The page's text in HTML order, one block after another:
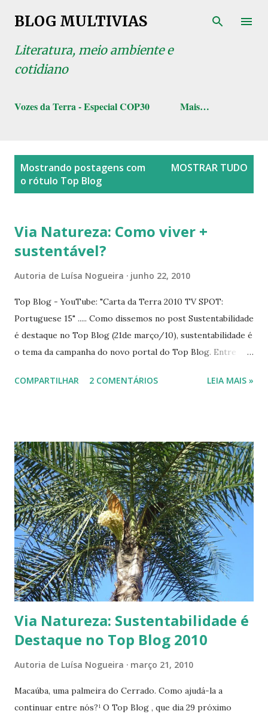
Pular para o conteúdo principal
BLOG MULTIVIAS
Literatura, meio ambiente e
cotidiano
Vozes da Terra - Especial COP30 Mais…
Mostrando postagens com
o rótulo Top Blog
MOSTRAR TUDO
Via Natureza: Como viver +
sustentável?
Autoria de Luísa Nogueira junho 22, 2010
Top Blog - YouTube: "Carta da Terra 2010 TV SPOT:
Portuguese 15" ..... Como dissemos no post Sustentabilidade
é destaque no Top Blog (21de março/10), sustentabilidade é
o tema da campanha do novo portal do Top Blog. Entre
Você pode enviar frases com o tema "Como viver +
apenas votar em algum dos muitos blogs concorrentes ao
Prêmio Top Blog e enviar sua frase. Semanalmente o Top
Blog divulga as frases ganhadoras. Nosso blog irá
acompanhar essa campanha, divulgando as frases dos
primeiros lugares. Participe! Queremos ver seu nome aqui,
entre os vencedores.Vamos ver as boas idéias dos
ganhadores? 18 semana (03/09/10) Frase vencedora: "Viver
mais sustentável é viver um pelo bem do outro". Autor:
Tabata Padilha, do blo...
COMPARTILHAR 2 COMENTÁRIOS LEIA MAIS »
Via Natureza: Sustentabilidade é
Destaque no Top Blog 2010
Autoria de Luísa Nogueira março 21, 2010
Macaúba, uma palmeira do Cerrado. Como ajudá-la a
continuar entre nós?¹ O Top Blog , que dia 29 próximo